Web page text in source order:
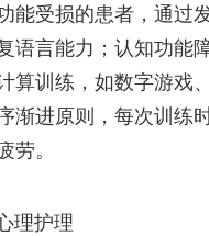
能受损的患者，通过
语言能力；认知功能
算训练，如数字游戏
渐进原则，每次训练
劳。
理护理